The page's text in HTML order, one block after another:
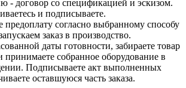
- договор со спецификацией и эскизом.
и подписываете.
предоплату согласно выбранному способу
заказ в производство.
даты готовности, забираете товар
принимаете собранное оборудование в
Подписываете акт выполненных
оставшуюся часть заказа.